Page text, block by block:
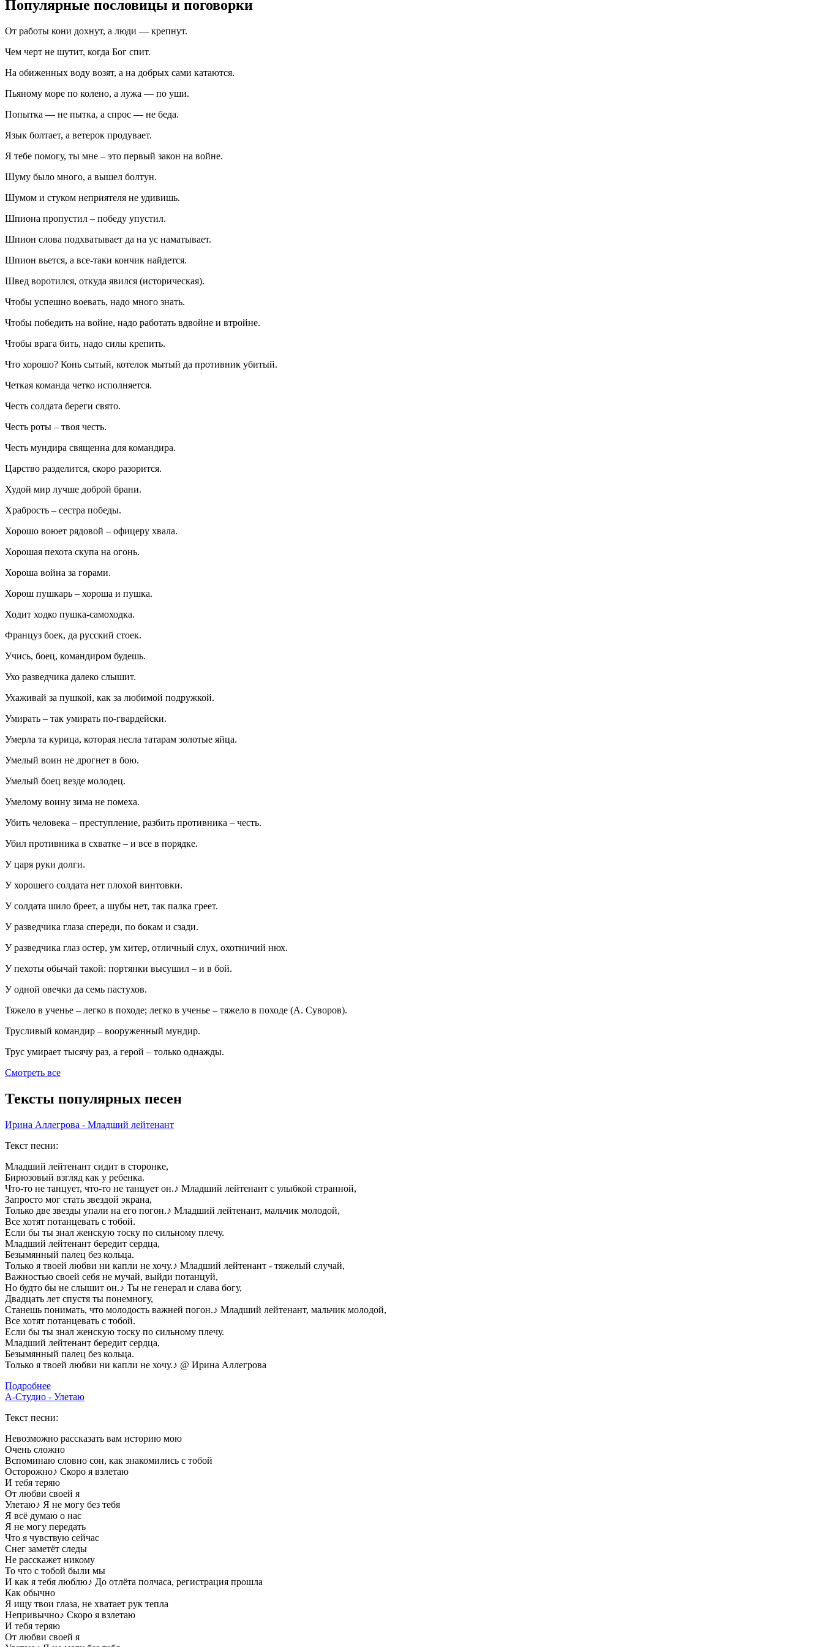
Популярные пословицы и поговорки
От работы кони дохнут, а люди — крепнут.
Чем черт не шутит, когда Бог спит.
На обиженных воду возят, а на добрых сами катаются.
Пьяному море по колено, а лужа — по уши.
Попытка — не пытка, а спрос — не беда.
Язык болтает, а ветерок продувает.
Я тебе помогу, ты мне – это первый закон на войне.
Шуму было много, а вышел болтун.
Шумом и стуком неприятеля не удивишь.
Шпиона пропустил – победу упустил.
Шпион слова подхватывает да на ус наматывает.
Шпион вьется, а все-таки кончик найдется.
Швед воротился, откуда явился (историческая).
Чтобы успешно воевать, надо много знать.
Чтобы победить на войне, надо работать вдвойне и втройне.
Чтобы врага бить, надо силы крепить.
Что хорошо? Конь сытый, котелок мытый да противник убитый.
Четкая команда четко исполняется.
Честь солдата береги свято.
Честь роты – твоя честь.
Честь мундира священна для командира.
Царство разделится, скоро разорится.
Худой мир лучше доброй брани.
Храбрость – сестра победы.
Хорошо воюет рядовой – офицеру хвала.
Хорошая пехота скупа на огонь.
Хороша война за горами.
Хорош пушкарь – хороша и пушка.
Ходит ходко пушка-самоходка.
Француз боек, да русский стоек.
Учись, боец, командиром будешь.
Ухо разведчика далеко слышит.
Ухаживай за пушкой, как за любимой подружкой.
Умирать – так умирать по-гвардейски.
Умерла та курица, которая несла татарам золотые яйца.
Умелый воин не дрогнет в бою.
Умелый боец везде молодец.
Умелому воину зима не помеха.
Убить человека – преступление, разбить противника – честь.
Убил противника в схватке – и все в порядке.
У царя руки долги.
У хорошего солдата нет плохой винтовки.
У солдата шило бреет, а шубы нет, так палка греет.
У разведчика глаза спереди, по бокам и сзади.
У разведчика глаз остер, ум хитер, отличный слух, охотничий нюх.
У пехоты обычай такой: портянки высушил – и в бой.
У одной овечки да семь пастухов.
Тяжело в ученье – легко в походе; легко в ученье – тяжело в походе (А. Суворов).
Трусливый командир – вооруженный мундир.
Трус умирает тысячу раз, а герой – только однажды.
Смотреть все
Тексты популярных песен
Ирина Аллегрова - Младший лейтенант
Текст песни:
Младший лейтенант сидит в сторонке,
Бирюзовый взгляд как у ребенка.
Что-то не танцует, что-то не танцует он.♪ Младший лейтенант с улыбкой странной,
Запросто мог стать звездой экрана,
Только две звезды упали на его погон.♪ Младший лейтенант, мальчик молодой,
Все хотят потанцевать с тобой.
Если бы ты знал женскую тоску по сильному плечу.
Младший лейтенант бередит сердца,
Безымянный палец без кольца.
Только я твоей любви ни капли не хочу.♪ Младший лейтенант - тяжелый случай,
Важностью своей себя не мучай, выйди потанцуй,
Но будто бы не слышит он.♪ Ты не генерал и слава богу,
Двадцать лет спустя ты понемногу,
Станешь понимать, что молодость важней погон.♪ Младший лейтенант, мальчик молодой,
Все хотят потанцевать с тобой.
Если бы ты знал женскую тоску по сильному плечу.
Младший лейтенант бередит сердца,
Безымянный палец без кольца.
Только я твоей любви ни капли не хочу.♪ @ Ирина Аллегрова
Подробнее
А-Студио - Улетаю
Текст песни:
Невозможно рассказать вам историю мою
Очень сложно
Вспоминаю словно сон, как знакомились с тобой
Осторожно♪ Скоро я взлетаю
И тебя теряю
От любви своей я
Улетаю♪ Я не могу без тебя
Я всё думаю о нас
Я не могу передать
Что я чувствую сейчас
Снег заметёт следы
Не расскажет никому
То что с тобой были мы
И как я тебя люблю♪ До отлёта полчаса, регистрация прошла
Как обычно
Я ищу твои глаза, не хватает рук тепла
Непривычно♪ Скоро я взлетаю
И тебя теряю
От любви своей я